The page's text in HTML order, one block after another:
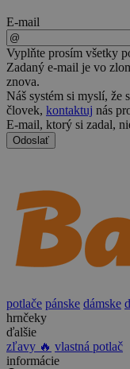
E-mail
Vyplňte prosím všetky
Zadaný e-mail je vo
znova.
Náš systém si myslí, že
človek, kontaktuj nás
E-mail, ktorý si zadal,
Odoslať
potlače pánske dámske
hrnčeky
ďalšie
zľavy 🔥 vlastná potlač
informácie